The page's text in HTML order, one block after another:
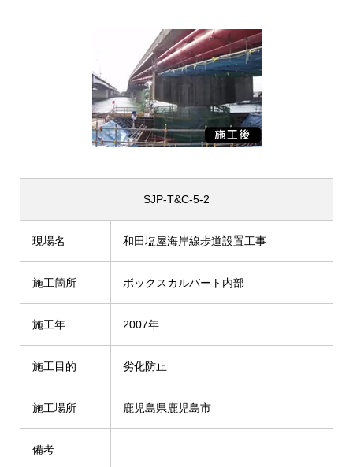
SJP-T&C-5-2
現場名 和田塩屋海岸線歩道設置工事
施工箇所 ボックスカルバート内部
施工年 2007年
施工目的 劣化防止
施工場所 鹿児島県鹿児島市
備考